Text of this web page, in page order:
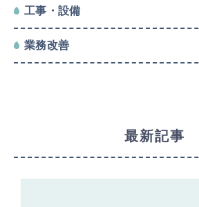
工事・設備
業務改善
最新記事